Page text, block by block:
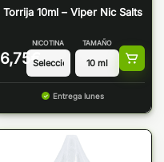
Torrija 10ml – Viper Nic Salts
6,75 €
NICOTINA TAMAÑO
Entrega lunes